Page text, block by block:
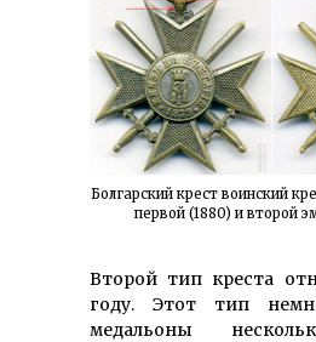
Болгарский крест воинский
первой (1880) и второй
Второй тип креста
году. Этот тип
медальоны